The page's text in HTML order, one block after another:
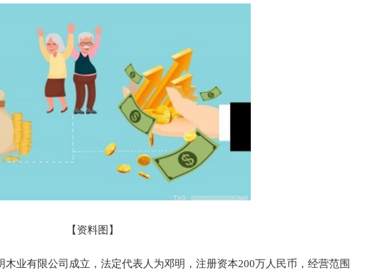
【资料图】
业有限公司成立，法定代表人为邓明，注册资本200万人民币，经营范围